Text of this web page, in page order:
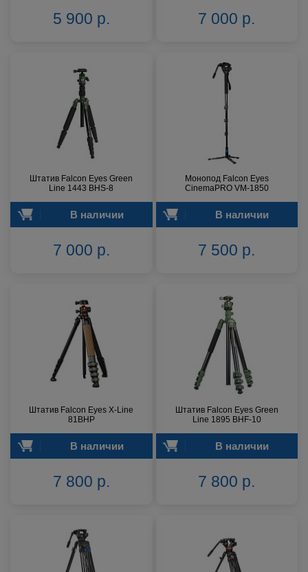
5 900 р. 7 000 р.
Штатив Falcon Eyes Green
Line 1443 BHS-8
В наличии
7 000 р.
Монопод Falcon Eyes
CinemaPRO VM-1850
В наличии
7 500 р.
Штатив Falcon Eyes X-Line
81BHP
В наличии
7 800 р.
Штатив Falcon Eyes Green
Line 1895 BHF-10
В наличии
7 800 р.